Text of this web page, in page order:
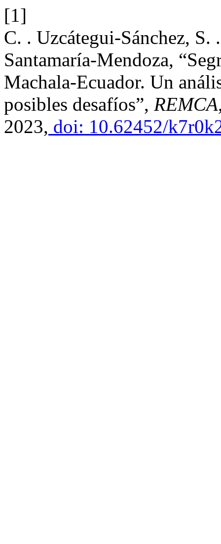
[1]
C. . Uzcátegui-Sánchez,
Santamaría-Mendoza,
Machala-Ecuador. Un
posibles desafíos”, REMCA
2023, doi: 10.62452/